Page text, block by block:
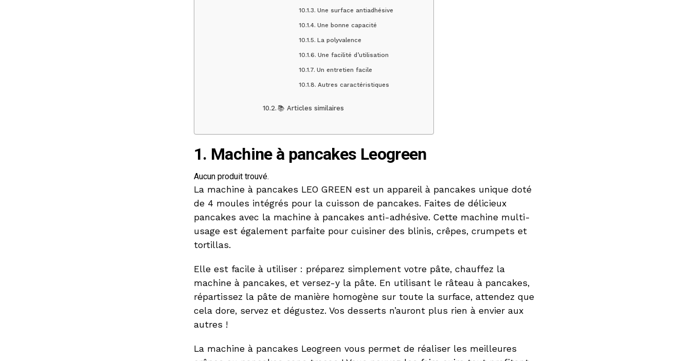
Une surface antiadhésive
Une bonne capacité
La polyvalence
Une facilité d’utilisation
Un entretien facile
Autres caractéristiques
📚 Articles similaires
1. Machine à pancakes Leogreen
Aucun produit trouvé.
La machine à pancakes LEO GREEN est un appareil à pancakes unique doté
de 4 moules intégrés pour la cuisson de pancakes. Faites de délicieux
pancakes avec la machine à pancakes anti-adhésive. Cette machine multi-
usage est également parfaite pour cuisiner des blinis, crêpes, crumpets et
tortillas.
Elle est facile à utiliser : préparez simplement votre pâte, chauffez la
machine à pancakes, et versez-y la pâte. En utilisant le râteau à pancakes,
répartissez la pâte de manière homogène sur toute la surface, attendez que
cela dore, servez et dégustez. Vos desserts n’auront plus rien à envier aux
autres !
La machine à pancakes Leogreen vous permet de réaliser les meilleures